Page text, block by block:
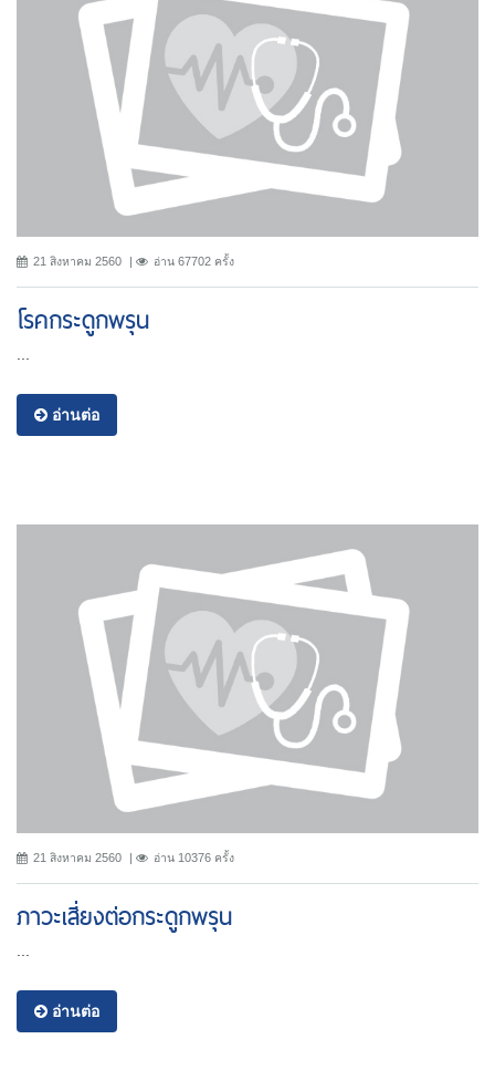
21 สิงหาคม 2560 อ่าน 67702 ครั้ง
โรคกระดูกพรุน
อ่านต่อ
21 สิงหาคม 2560 อ่าน 10376 ครั้ง
ภาวะเสี่ยงต่อกระดูกพรุน
อ่านต่อ